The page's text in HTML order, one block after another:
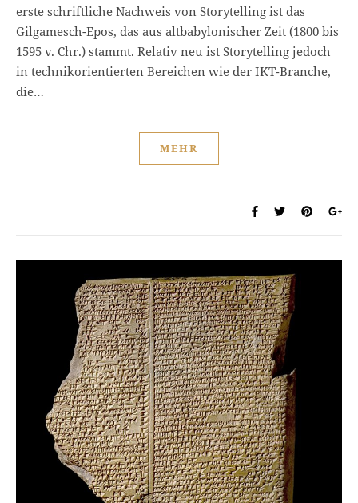
erste schriftliche Nachweis von Storytelling ist das
Gilgamesch-Epos, das aus altbabylonischer Zeit (1800 bis
1595 v. Chr.) stammt. Relativ neu ist Storytelling jedoch
in technikorientierten Bereichen wie der IKT-Branche,
die…
MEHR